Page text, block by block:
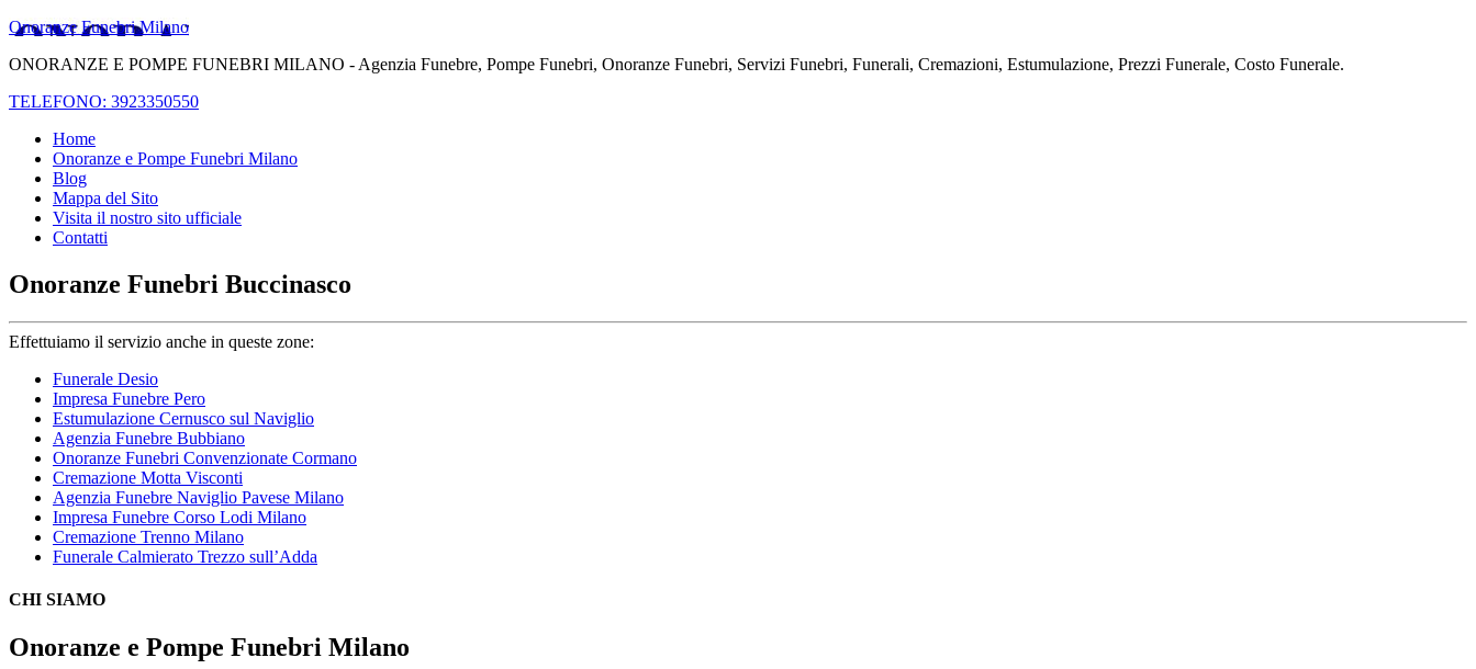
Onoranze Funebri Milano
ONORANZE E POMPE FUNEBRI MILANO - Agenzia Funebre, Pompe Funebri, Onoranze Funebri, Servizi Funebri, Funerali, Cremazioni, Estumulazione, Prezzi Funerale, Costo Funerale.
TELEFONO: 3923350550
Home
Onoranze e Pompe Funebri Milano
Blog
Mappa del Sito
Visita il nostro sito ufficiale
Contatti
Onoranze Funebri Buccinasco
Effettuiamo il servizio anche in queste zone:
Funerale Desio
Impresa Funebre Pero
Estumulazione Cernusco sul Naviglio
Agenzia Funebre Bubbiano
Onoranze Funebri Convenzionate Cormano
Cremazione Motta Visconti
Agenzia Funebre Naviglio Pavese Milano
Impresa Funebre Corso Lodi Milano
Cremazione Trenno Milano
Funerale Calmierato Trezzo sull’Adda
CHI SIAMO
Onoranze e Pompe Funebri Milano